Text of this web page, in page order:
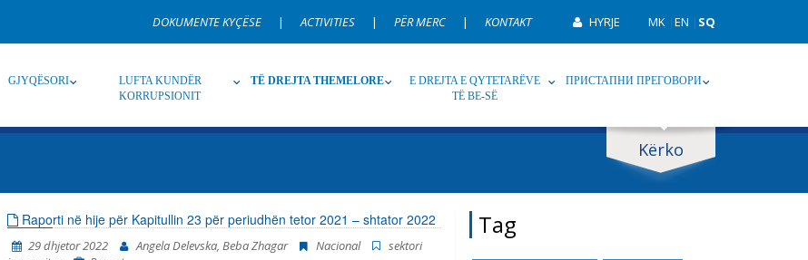
DOKUMENTE KYÇËSE | ACTIVITIES | PËR MERC | KONTAKT HYRJE MK |EN | SQ
GJYQËSORI
LUFTA KUNDËR
KORRUPSIONIT
TË DREJTA THEMELORE
E DREJTA E QYTETARËVE
TË BE-SË
ПРИСТАПНИ ПРЕГОВОРИ
Kërko
Gjuhë Emër, përshkrim ose fjalen
Raporti në hije për Kapitullin 23 për periudhën tetor 2021 – shtator 2022
29 dhjetor 2022 Angela Delevska, Beba Zhagar Nacional
sektori
Tag